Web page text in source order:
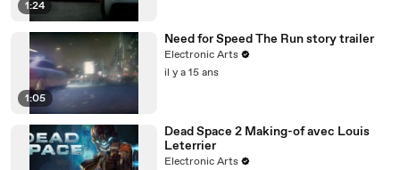
1:24
1:05
Need for Speed The Run story trailer
Electronic Arts
il y a 15 ans
Dead Space 2 Making-of avec Louis
Leterrier
Electronic Arts